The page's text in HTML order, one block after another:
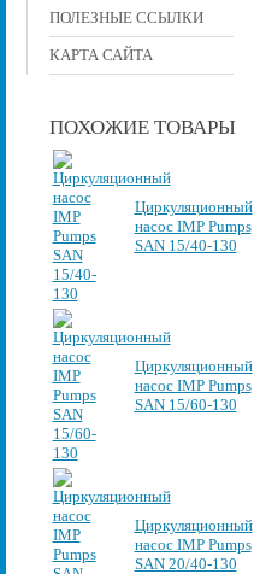
ПОЛЕЗНЫЕ ССЫЛКИ
КАРТА САЙТА
ПОХОЖИЕ ТОВАРЫ
Циркуляционный
насос IMP Pumps
SAN 15/40-130
Циркуляционный
насос IMP Pumps
SAN 15/60-130
Циркуляционный
насос IMP Pumps
SAN 20/40-130